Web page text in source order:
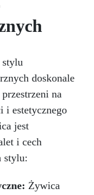
stylu
doskonale
na
i estetycznego
jest
i cech
stylu:
Żywica